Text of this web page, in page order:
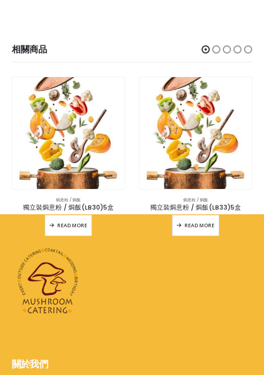
相關商品
焗意粉 / 焗飯
獨立裝焗意粉 / 焗飯(LB30)5盒
READ MORE
焗意粉 / 焗飯
獨立裝焗意粉 / 焗飯(LB33)5盒
READ MORE
關於我們